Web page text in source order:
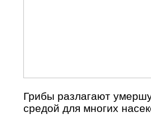
Грибы разлагают
средой для многих